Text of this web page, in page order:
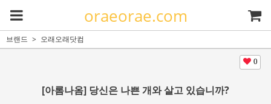
oraeorae.com
브랜드 오래오래닷컴
0
[아롬나옴] 당신은 나쁜 개와 살고 있습니까?